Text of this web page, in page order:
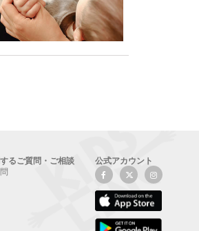
るご質問・ご相談 公式アカウント